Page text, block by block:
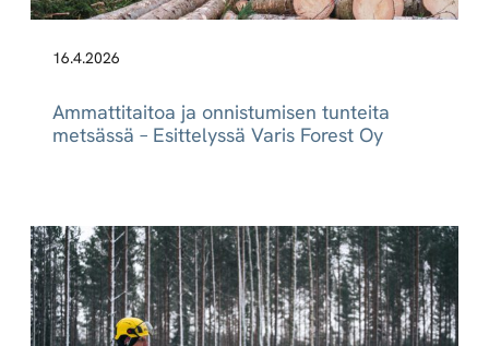
16.4.2026
Ammattitaitoa ja onnistumisen tunteita
metsässä – Esittelyssä Varis Forest Oy